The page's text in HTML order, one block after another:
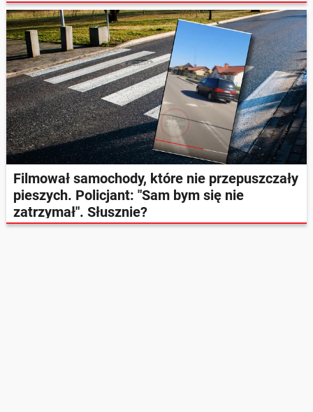
Filmował samochody, które nie przepuszczały
pieszych. Policjant: "Sam bym się nie
zatrzymał". Słusznie?